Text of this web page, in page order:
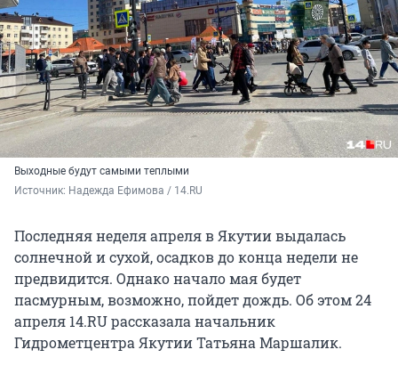
Выходные будут самыми теплыми
Источник: Надежда Ефимова / 14.RU
Последняя неделя апреля в Якутии выдалась
солнечной и сухой, осадков до конца недели не
предвидится. Однако начало мая будет
пасмурным, возможно, пойдет дождь. Об этом 24
апреля 14.RU рассказала начальник
Гидрометцентра Якутии Татьяна Маршалик.